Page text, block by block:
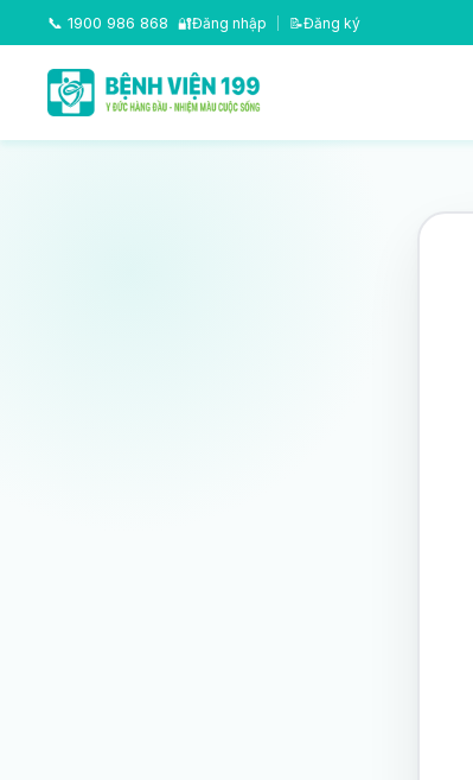
📞 1900 986 868 🔐Đăng nhập 📝Đăng ký